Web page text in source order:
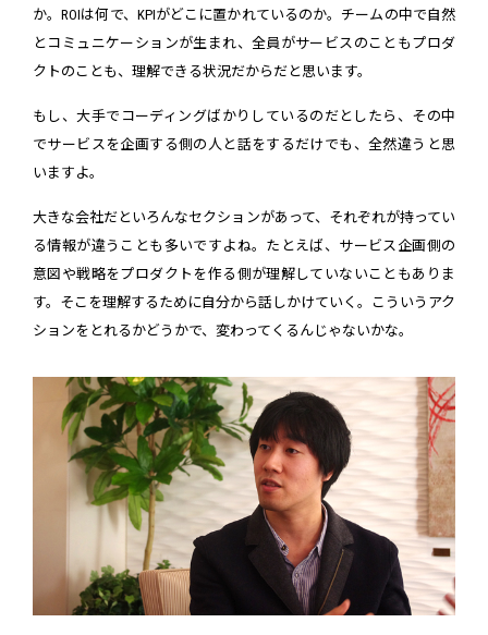
か。ROIは何で、KPIがどこに置かれているのか。チームの中で自然
とコミュニケーションが生まれ、全員がサービスのこともプロダ
クトのことも、理解できる状況だからだと思います。
もし、大手でコーディングばかりしているのだとしたら、その中
でサービスを企画する側の人と話をするだけでも、全然違うと思
いますよ。
大きな会社だといろんなセクションがあって、それぞれが持ってい
る情報が違うことも多いですよね。たとえば、サービス企画側の
意図や戦略をプロダクトを作る側が理解していないこともありま
す。そこを理解するために自分から話しかけていく。こういうアク
ションをとれるかどうかで、変わってくるんじゃないかな。